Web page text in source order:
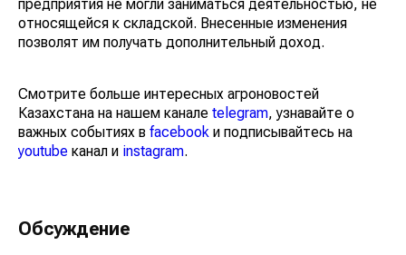
предприятия не могли заниматься деятельностью, не
относящейся к складской. Внесенные изменения
позволят им получать дополнительный доход.
Смотрите больше интересных агроновостей
Казахстана на нашем канале telegram, узнавайте о
важных событиях в facebook и подписывайтесь на
youtube канал и instagram.
Обсуждение